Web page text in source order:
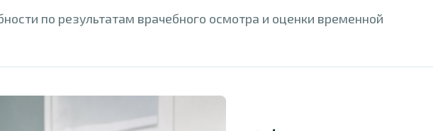
по результатам врачебного осмотра и оценки временной